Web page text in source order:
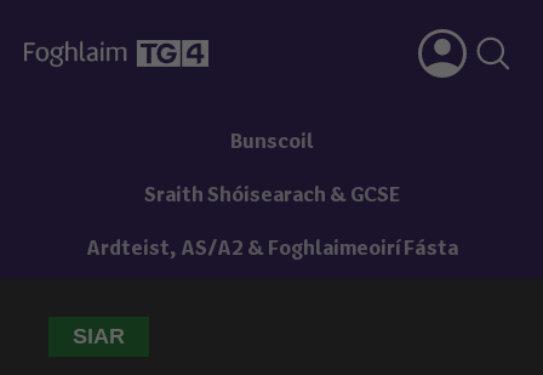
Bunscoil
Sraith Shóisearach & GCSE
Ardteist, AS/A2 & Foghlaimeoirí Fásta
SIAR